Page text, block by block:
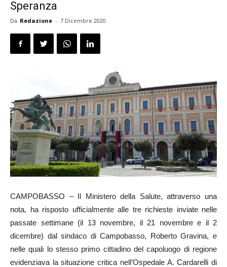
Speranza
Da Redazione - 7 Dicembre 2020
CAMPOBASSO – Il Ministero della Salute, attraverso una
nota, ha risposto ufficialmente alle tre richieste inviate nelle
passate settimane (il 13 novembre, il 21 novembre e il 2
dicembre) dal sindaco di Campobasso, Roberto Gravina, e
nelle quali lo stesso primo cittadino del capoluogo di regione
evidenziava la situazione critica nell’Ospedale A. Cardarelli di